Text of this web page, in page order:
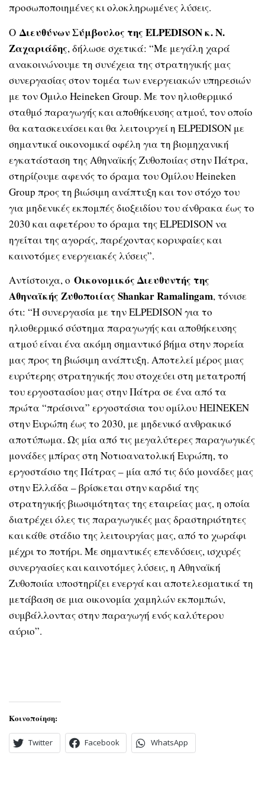
προσωποποιημένες κι ολοκληρωμένες λύσεις.
ΟΔιευθύνων Σύμβουλος της ELPEDISON κ. Ν.
Ζαχαριάδης, δήλωσε σχετικά: “Με μεγάλη χαρά
ανακοινώνουμε τη συνέχεια της στρατηγικής μας
συνεργασίας στον τομέα των ενεργειακών υπηρεσιών
με τον Όμιλο Heineken Group. Με τον ηλιοθερμικό
σταθμό παραγωγής και αποθήκευσης ατμού, τον οποίο
θα κατασκευάσει και θα λειτουργεί η ELPEDISON με
σημαντικά οικονομικά οφέλη για τη βιομηχανική
εγκατάσταση της Αθηναϊκής Ζυθοποιίας στην Πάτρα,
στηρίζουμε αφενός το όραμα του Ομίλου Heineken
Group προς τη βιώσιμη ανάπτυξη και τον στόχο του
για μηδενικές εκπομπές διοξειδίου του άνθρακα έως το
2030 και αφετέρου το όραμα της ELPEDISON να
ηγείται της αγοράς, παρέχοντας κορυφαίες και
καινοτόμες ενεργειακές λύσεις”.
Αντίστοιχα, ο Οικονομικός Διευθυντής της
Αθηναϊκής Ζυθοποιίας Shankar Ramalingam, τόνισε
ότι: “H συνεργασία με την ELPEDISON για το
ηλιοθερμικό σύστημα παραγωγής και αποθήκευσης
ατμού είναι ένα ακόμη σημαντικό βήμα στην πορεία
μας προς τη βιώσιμη ανάπτυξη. Αποτελεί μέρος μιας
ευρύτερης στρατηγικής που στοχεύει στη μετατροπή
του εργοστασίου μας στην Πάτρα σε ένα από τα
πρώτα “πράσινα” εργοστάσια του ομίλου HΕΙΝΕΚΕΝ
στην Ευρώπη έως το 2030, με μηδενικό ανθρακικό
αποτύπωμα. Ως μία από τις μεγαλύτερες παραγωγικές
μονάδες μπίρας στη Νοτιοανατολική Ευρώπη, το
εργοστάσιο της Πάτρας – μία από τις δύο μονάδες μας
στην Ελλάδα – βρίσκεται στην καρδιά της
στρατηγικής βιωσιμότητας της εταιρείας μας, η οποία
διατρέχει όλες τις παραγωγικές μας δραστηριότητες
και κάθε στάδιο της λειτουργίας μας, από το χωράφι
μέχρι το ποτήρι. Με σημαντικές επενδύσεις, ισχυρές
συνεργασίες και καινοτόμες λύσεις, η Αθηναϊκή
Ζυθοποιία υποστηρίζει ενεργά και αποτελεσματικά τη
μετάβαση σε μια οικονομία χαμηλών εκπομπών,
συμβάλλοντας στην παραγωγή ενός καλύτερου
αύριο”.
Κοινοποίηση:
Twitter Facebook WhatsApp